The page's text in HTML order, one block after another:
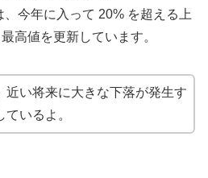
今年に入って 20% を超える上
高値を更新しています。
近い将来に大きな下落が発生す
いるよ。